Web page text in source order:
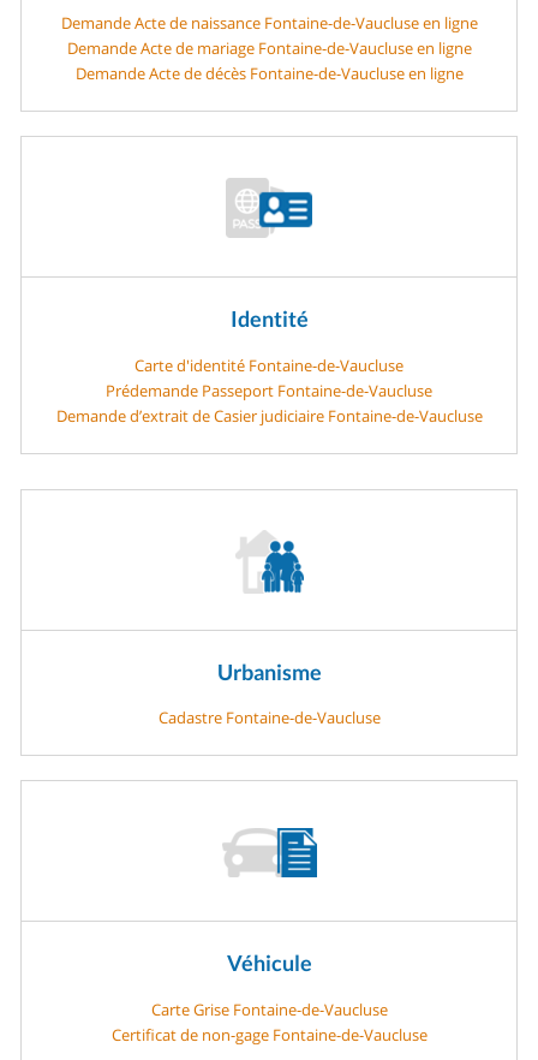
Demande Acte de naissance Fontaine-de-Vaucluse en ligne
Demande Acte de mariage Fontaine-de-Vaucluse en ligne
Demande Acte de décès Fontaine-de-Vaucluse en ligne
Identité
Carte d'identité Fontaine-de-Vaucluse
Prédemande Passeport Fontaine-de-Vaucluse
Demande d’extrait de Casier judiciaire Fontaine-de-Vaucluse
Urbanisme
Cadastre Fontaine-de-Vaucluse
Véhicule
Carte Grise Fontaine-de-Vaucluse
Certificat de non-gage Fontaine-de-Vaucluse